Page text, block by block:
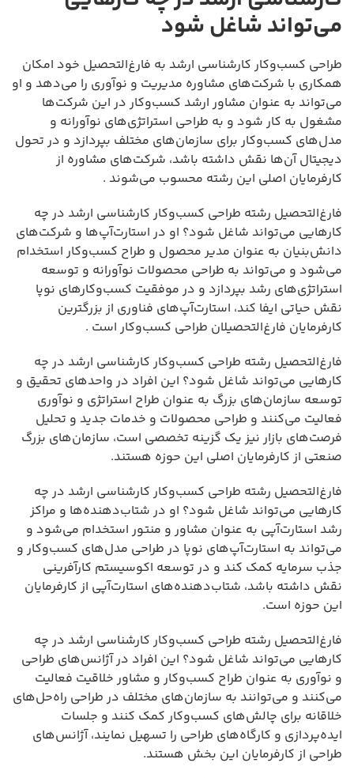
می‌تواند شاغل شود
طراحی کسب‌وکار کارشناسی ارشد به فارغ‌التحصیل خود امکان
همکاری با شرکت‌های مشاوره مدیریت و نوآوری را می‌دهد و او
می‌تواند به عنوان مشاور ارشد کسب‌وکار در این شرکت‌ها
مشغول به کار شود و به طراحی استراتژی‌های نوآورانه و
مدل‌های کسب‌وکار برای سازمان‌های مختلف بپردازد و در تحول
دیجیتال آن‌ها نقش داشته باشد، شرکت‌های مشاوره از
کارفرمایان اصلی این رشته محسوب می‌شوند .
فارغ‌التحصیل رشته طراحی کسب‌وکار کارشناسی ارشد در چه
کارهایی می‌تواند شاغل شود؟ او در استارت‌آپ‌ها و شرکت‌های
دانش‌بنیان به عنوان مدیر محصول و طراح کسب‌وکار استخدام
می‌شود و می‌تواند به طراحی محصولات نوآورانه و توسعه
استراتژی‌های رشد بپردازد و در موفقیت کسب‌وکارهای نوپا
نقش حیاتی ایفا کند، استارت‌آپ‌های فناوری از بزرگترین
کارفرمایان فارغ‌التحصیلان طراحی کسب‌وکار است .
فارغ‌التحصیل رشته طراحی کسب‌وکار کارشناسی ارشد در چه
کارهایی می‌تواند شاغل شود؟ این افراد در واحدهای تحقیق و
توسعه سازمان‌های بزرگ به عنوان طراح استراتژی و نوآوری
فعالیت می‌کنند و طراحی محصولات و خدمات جدید و تحلیل
فرصت‌های بازار نیز یک گزینه تخصصی است، سازمان‌های بزرگ
صنعتی از کارفرمایان اصلی این حوزه هستند.
فارغ‌التحصیل رشته طراحی کسب‌وکار کارشناسی ارشد در چه
کارهایی می‌تواند شاغل شود؟ او در شتاب‌دهنده‌ها و مراکز
رشد استارت‌آپی به عنوان مشاور و منتور استخدام می‌شود و
می‌تواند به استارت‌آپ‌های نوپا در طراحی مدل‌های کسب‌وکار و
جذب سرمایه کمک کند و در توسعه اکوسیستم کارآفرینی
نقش داشته باشد، شتاب‌دهنده‌های استارت‌آپی از کارفرمایان
این حوزه است.
فارغ‌التحصیل رشته طراحی کسب‌وکار کارشناسی ارشد در چه
کارهایی می‌تواند شاغل شود؟ این افراد در آژانس‌های طراحی
و نوآوری به عنوان طراح کسب‌وکار و مشاور خلاقیت فعالیت
می‌کنند و می‌توانند به سازمان‌های مختلف در طراحی راه‌حل‌های
خلاقانه برای چالش‌های کسب‌وکار کمک کنند و جلسات
ایده‌پردازی و کارگاه‌های طراحی را تسهیل نمایند، آژانس‌های
طراحی از کارفرمایان این بخش هستند.